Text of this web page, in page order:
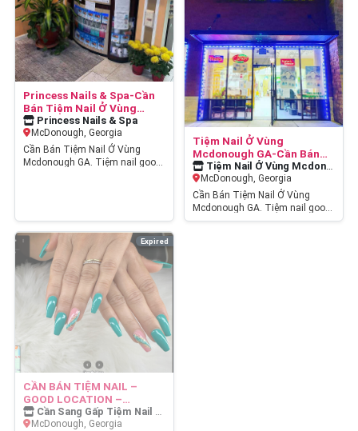
Princess Nails & Spa-Cần
Bán Tiệm Nail Ở Vùng
Mcdonough GA
Princess Nails & Spa
McDonough, Georgia
Cần Bán Tiệm Nail Ở Vùng
Mcdonough GA. Tiệm nail good
Tiệm Nail Ở Vùng
Mcdonough GA-Cần Bán
Tiệm Nail Ở Vùng
Mcdonough GA
Tiệm Nail Ở Vùng Mcdonough GA
McDonough, Georgia
Cần Bán Tiệm Nail Ở Vùng
Mcdonough GA. Tiệm nail good
location, good income cần bán.
Expired
CẦN BÁN TIỆM NAIL –
GOOD LOCATION –
MCDONOUGH, GA
Cần Sang Gấp Tiệm Nail Đẹp
McDonough, Georgia